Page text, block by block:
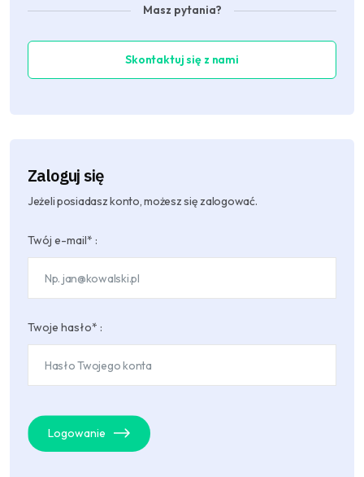
Masz pytania?
Skontaktuj się z nami
Zaloguj się
Jeżeli posiadasz konto, możesz się zalogować.
Twój e-mail* :
Twoje hasło* :
Logowanie